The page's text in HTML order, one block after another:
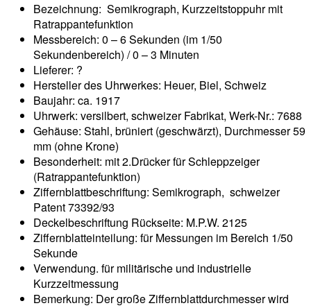
Bezeichnung: Semikrograph, Kurzzeitstoppuhr mit
Ratrappantefunktion
Messbereich: 0 – 6 Sekunden (im 1/50
Sekundenbereich) / 0 – 3 Minuten
Lieferer: ?
Hersteller des Uhrwerkes: Heuer, Biel, Schweiz
Baujahr: ca. 1917
Uhrwerk: versilbert, schweizer Fabrikat, Werk-Nr.: 7688
Gehäuse: Stahl, brüniert (geschwärzt), Durchmesser 59
mm (ohne Krone)
Besonderheit: mit 2.Drücker für Schleppzeiger
(Ratrappantefunktion)
Ziffernblattbeschriftung: Semikrograph, schweizer
Patent 73392/93
Deckelbeschriftung Rückseite: M.P.W. 2125
Ziffernblatteinteilung: für Messungen im Bereich 1/50
Sekunde
Verwendung. für militärische und industrielle
Kurzzeitmessung
Bemerkung: Der große Ziffernblattdurchmesser wird